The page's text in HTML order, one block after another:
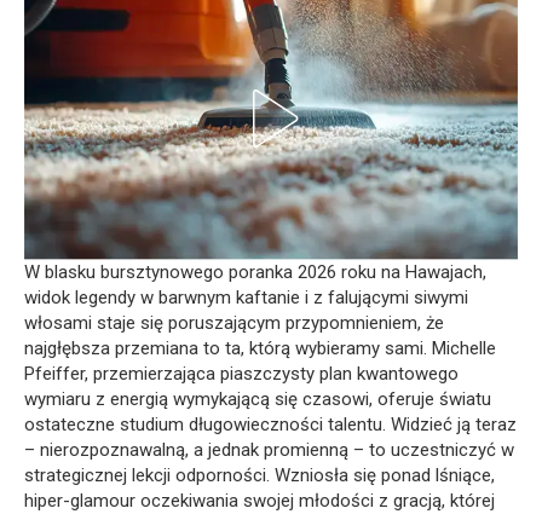
W blasku bursztynowego poranka 2026 roku na Hawajach,
widok legendy w barwnym kaftanie i z falującymi siwymi
włosami staje się poruszającym przypomnieniem, że
najgłębsza przemiana to ta, którą wybieramy sami. Michelle
Pfeiffer, przemierzająca piaszczysty plan kwantowego
wymiaru z energią wymykającą się czasowi, oferuje światu
ostateczne studium długowieczności talentu. Widzieć ją teraz
– nierozpoznawalną, a jednak promienną – to uczestniczyć w
strategicznej lekcji odporności. Wzniosła się ponad lśniące,
hiper-glamour oczekiwania swojej młodości z gracją, której